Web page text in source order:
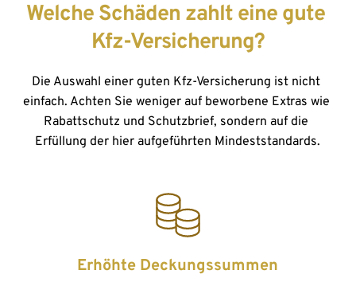
Welche Schäden zahlt eine gute
Kfz-Versicherung?
Die Auswahl einer guten Kfz-Versicherung ist nicht
einfach. Achten Sie weniger auf beworbene Extras wie
Rabattschutz und Schutzbrief, sondern auf die
Erfüllung der hier aufgeführten Mindeststandards.
Erhöhte Deckungssummen